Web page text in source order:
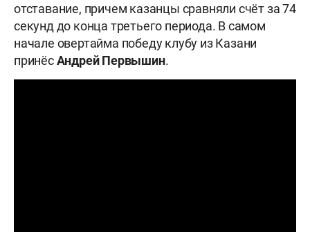
отставание, причем казанцы сравняли счёт за 74
секунд до конца третьего периода. В самом
начале овертайма победу клубу из Казани
принёсАндрей Первышин.